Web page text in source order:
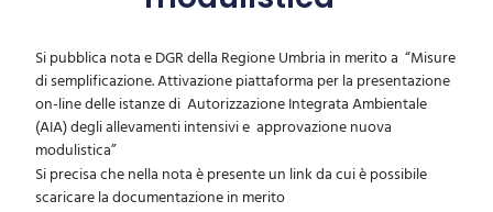
Si pubblica nota e DGR della Regione Umbria in merito a “Misure
di semplificazione. Attivazione piattaforma per la presentazione
on-line delle istanze di Autorizzazione Integrata Ambientale
(AIA) degli allevamenti intensivi e approvazione nuova
modulistica”
Si precisa che nella nota è presente un link da cui è possibile
scaricare la documentazione in merito